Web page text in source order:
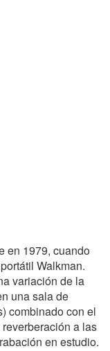
en 1979, cuando
Walkman.
variación de la
una sala de
combinado con el
a las
en estudio.